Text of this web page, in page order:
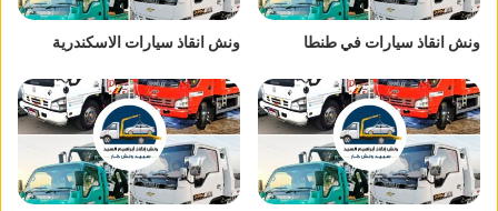
ونش انقاذ سيارات في طنطا ونش انقاذ سيارات الاسكندرية